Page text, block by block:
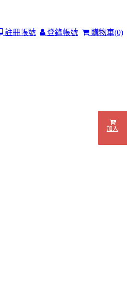
購物車(0)
登錄帳號
註冊帳號
加入